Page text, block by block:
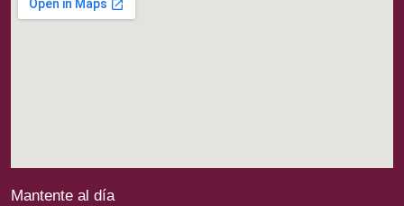
Mantente al día